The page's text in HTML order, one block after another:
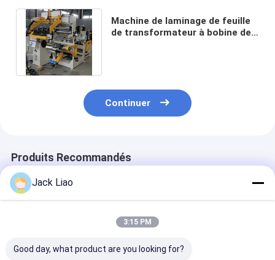
Machine de laminage de feuille
de transformateur à bobine de
Continuer
Produits Recommandés
Jack Liao
3:15 PM
Good day, what product are you looking for?